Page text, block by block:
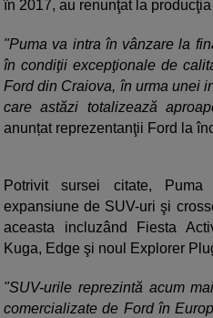
în 2017, au renunţat la
"Puma va intra în vânzare la
în condiţii excepţionale de
Ford din Craiova, în urma unei
care astăzi totalizează
anunțat reprezentanţii Ford la
Potrivit sursei citate,
expansiune de SUV-uri şi
aceasta incluzând Fiesta
Kuga, Edge şi noul Explorer
"SUV-urile reprezintă acum
comercializate de Ford în